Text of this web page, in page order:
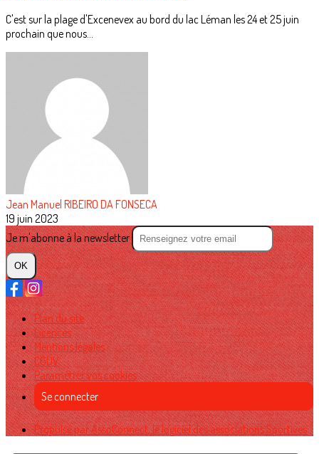
C'est sur la plage d'Excenevex au bord du lac Léman les 24 et 25 juin
prochain que nous...
Jean Manuel RIBEIRO DA FONSECA
19 juin 2023
Je m'abonne à la newsletter
OK
Plan du site
Licences
Mentions légales
CGUV
Paramétrer vos cookies
Se connecter
Propulsé par AssoConnect, le logiciel des associations Sportives